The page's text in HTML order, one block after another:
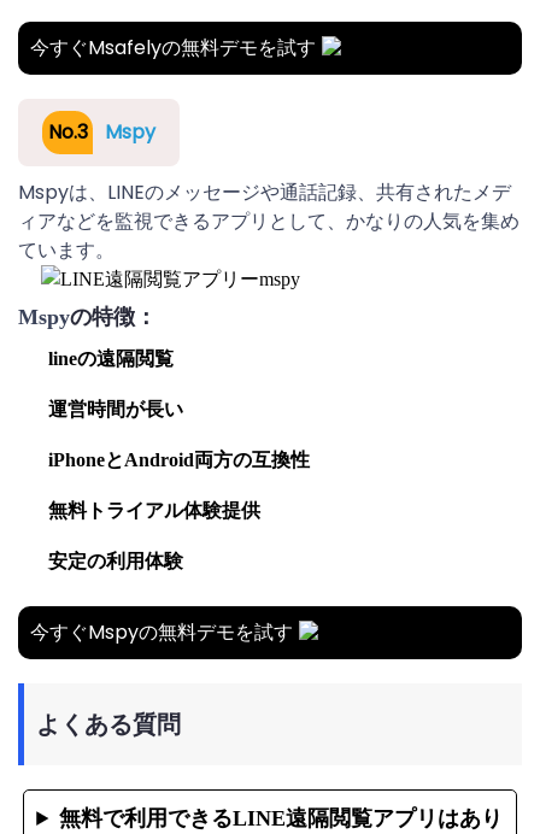
今すぐMsafelyの無料デモを試す
No.3 Mspy
Mspyは、LINEのメッセージや通話記録、共有されたメデ
ィアなどを監視できるアプリとして、かなりの人気を集め
ています。
Mspyの特徴：
lineの遠隔閲覧
運営時間が長い
iPhoneとAndroid両方の互換性
無料トライアル体験提供
安定の利用体験
今すぐMspyの無料デモを試す
よくある質問
無料で利用できるLINE遠隔閲覧アプリはあり